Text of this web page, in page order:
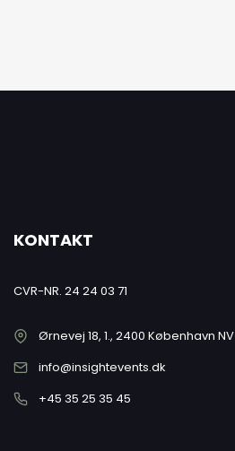
KONTAKT
CVR-NR. 24 24 03 71
Ørnevej 18, 1., 2400 København NV
info@insightevents.dk
+45 35 25 35 45